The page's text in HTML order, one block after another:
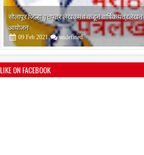
श्री मल्लिकार्जुन प्रशालेकडून उमाकांत गाढवे यांचा सत्कार
25 Mar 2021 undefined
LIKE ON FACEBOOK